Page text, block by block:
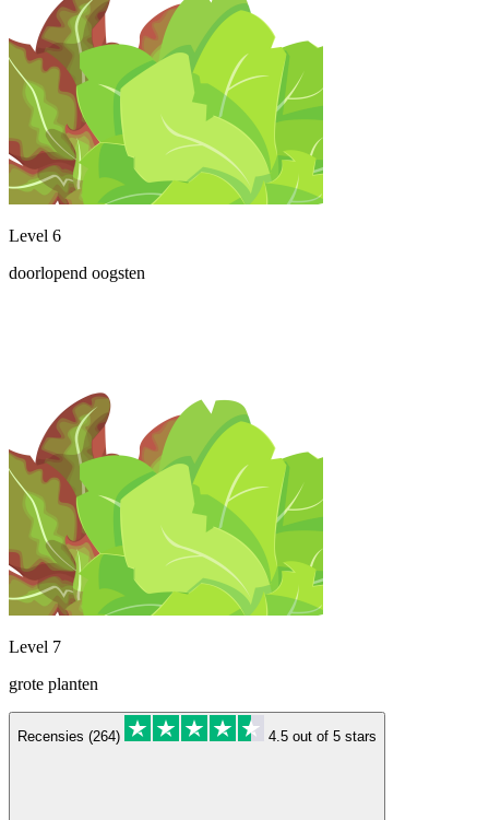
Level 6
doorlopend oogsten
Level 7
grote planten
Recensies (264) 4.5 out of 5 stars